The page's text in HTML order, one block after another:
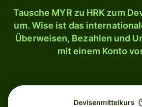
Tausche MYR zu HRK zum
um. Wise ist das
Überweisen, Bezahlen und
mit einem Konto
Devisenmittelkurs